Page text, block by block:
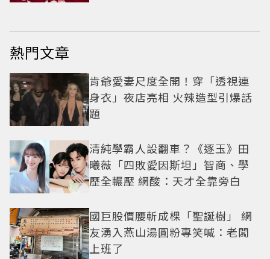
熱門文章
肯爺愛妻尺度全開！穿「透視連
身衣」夜店亮相 火辣造型引爆話
題
清純學霸人設翻車？《逐玉》田
曦薇「四敗愛因斯坦」智商、學
歷全輾壓 網酸：天才全靠旁白
國巨股價腰斬成棵「聖誕樹」 網
友湧入燕山湯圓粉專笑喊：老闆
上班了